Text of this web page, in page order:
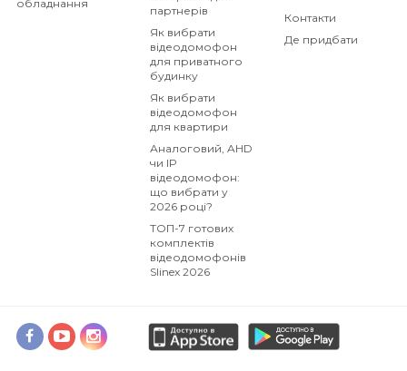
обладнання
партнерів
Як вибрати
відеодомофон
для приватного
будинку
Як вибрати
відеодомофон
для квартири
Аналоговий, AHD
чи IP
відеодомофон:
що вибрати у
2026 році?
ТОП-7 готових
комплектів
відеодомофонів
Slinex 2026
Контакти
Де придбати